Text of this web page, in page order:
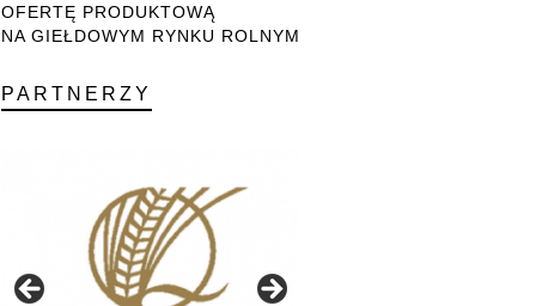
OFERTĘ PRODUKTOWĄ
NA GIEŁDOWYM RYNKU ROLNYM
PARTNERZY